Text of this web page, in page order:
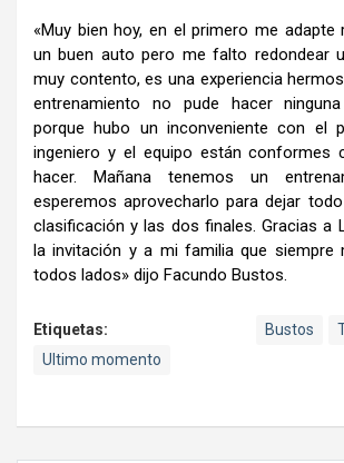
«Muy bien hoy, en el primero me adapte
un buen auto pero me falto redondear
muy contento, es una experiencia
entrenamiento no pude hacer
porque hubo un inconveniente con el
ingeniero y el equipo están conformes
hacer. Mañana tenemos un
esperemos aprovecharlo para dejar
clasificación y las dos finales. Gracias a
la invitación y a mi familia que siempre
todos lados» dijo Facundo Bustos.
Etiquetas: Bustos
Ultimo momento